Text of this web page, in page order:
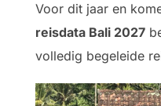
Voor dit jaar en
reisdata Bali 2027
volledig begeleide